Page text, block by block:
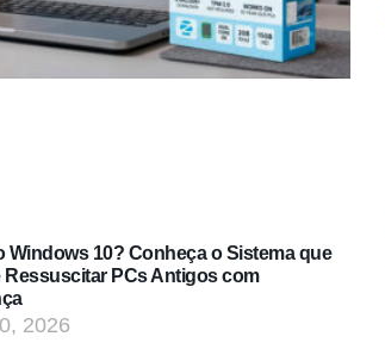
Windows 10? Conheça o Sistema que
Ressuscitar PCs Antigos com
2026